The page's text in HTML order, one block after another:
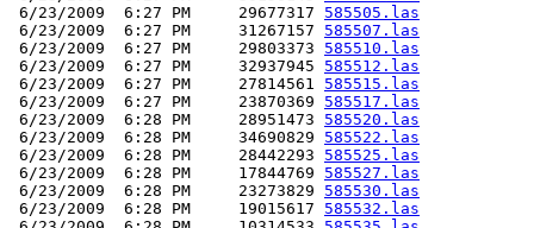
6/23/2009  6:27 PM     29677317 585505.las
6/23/2009  6:27 PM     31267157 585507.las
6/23/2009  6:27 PM     29803373 585510.las
6/23/2009  6:27 PM     32937945 585512.las
6/23/2009  6:27 PM     27814561 585515.las
6/23/2009  6:27 PM     23870369 585517.las
6/23/2009  6:28 PM     28951473 585520.las
6/23/2009  6:28 PM     34690829 585522.las
6/23/2009  6:28 PM     28442293 585525.las
6/23/2009  6:28 PM     17844769 585527.las
6/23/2009  6:28 PM     23273829 585530.las
6/23/2009  6:28 PM     19015617 585532.las